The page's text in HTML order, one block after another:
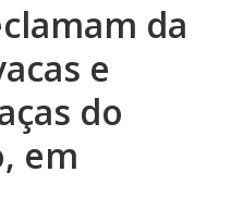
da
e
do
em